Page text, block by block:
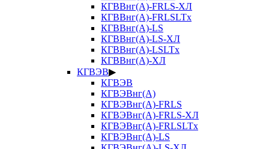
КГВВнг(А)-FRLS-ХЛ
КГВВнг(А)-FRLSLTx
КГВВнг(А)-LS
КГВВнг(А)-LS-ХЛ
КГВВнг(А)-LSLTx
КГВВнг(А)-ХЛ
КГВЭВ▶
КГВЭВ
КГВЭВнг(А)
КГВЭВнг(А)-FRLS
КГВЭВнг(А)-FRLS-ХЛ
КГВЭВнг(А)-FRLSLTx
КГВЭВнг(А)-LS